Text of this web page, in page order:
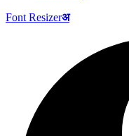
Font Resizerअ